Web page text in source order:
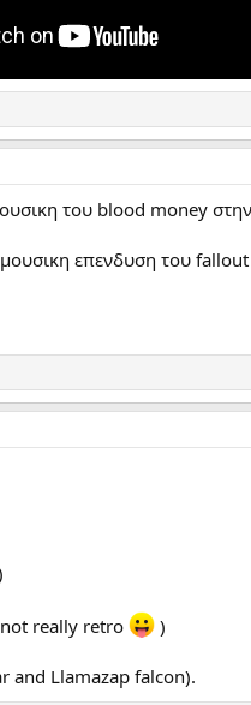
του blood money
επενδυση του
really retro )
and Llamazap falcon).